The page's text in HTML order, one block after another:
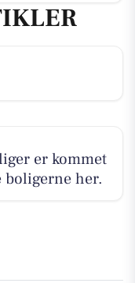
er kommet
boligerne her.